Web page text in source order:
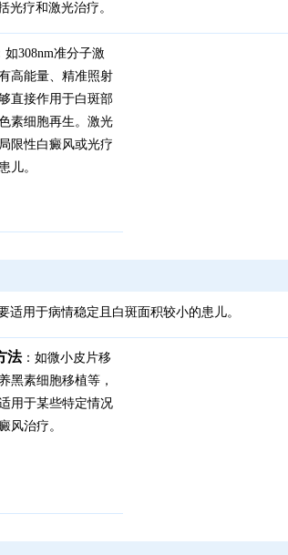
光疗和激光治疗。
如308nm准分子激
高能量、精准照射
直接作用于白斑部
素细胞再生。激光
限性白癜风或光疗
儿。
用于病情稳定且白斑面积较小的患儿。
法：如微小皮片移
黑素细胞移植等，
用于某些特定情况
风治疗。